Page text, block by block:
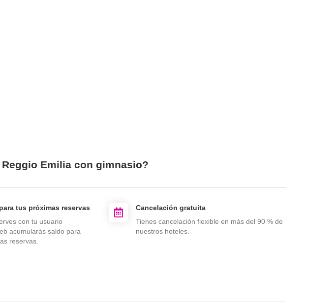
Emilia con gimnasio?
tus próximas reservas
con tu usuario
acumularás saldo para
reservas.
Cancelación gratuita
Tienes cancelación flexible en más del 90 % de
nuestros hoteles.